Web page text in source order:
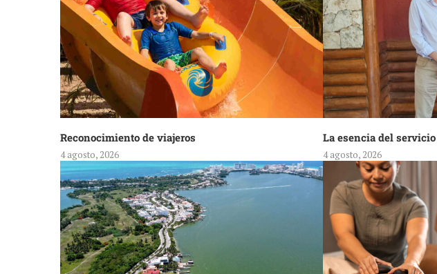
Reconocimiento de viajeros
4 agosto, 2026
La esencia del servicio
4 agosto, 2026